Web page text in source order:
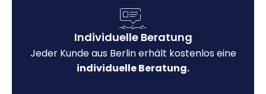
Individuelle Beratung
Jeder Kunde aus Berlin erhält kostenlos eine
individuelle Beratung.